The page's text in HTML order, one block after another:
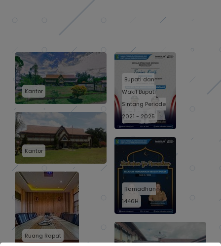
Kantor
Kantor
Ruang Rapat
Bupati dan
Wakil Bupati
Sintang Periode
2021 - 2025
Ramadhan
1446H